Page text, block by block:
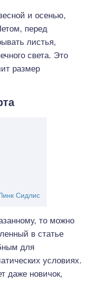
и осенью,
перед
листья,
света. Это
размер
Сидлис
то можно
в статье
для
условиях.
даже новичок,